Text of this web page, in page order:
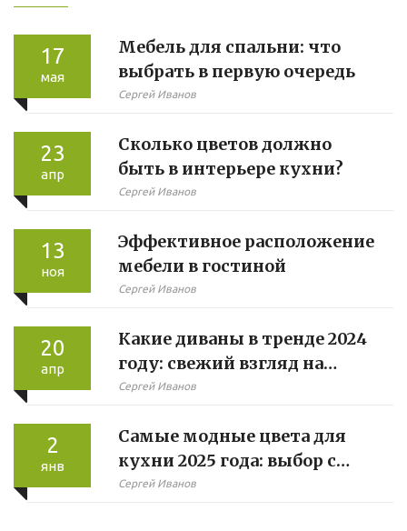
17
мая
Мебель для спальни: что
выбрать в первую очередь
Сергей Иванов
23
апр
Сколько цветов должно
быть в интерьере кухни?
Сергей Иванов
13
ноя
Эффективное расположение
мебели в гостиной
Сергей Иванов
20
апр
Какие диваны в тренде 2024
году: свежий взгляд на
мягкую мебель
Сергей Иванов
2
янв
Самые модные цвета для
кухни 2025 года: выбор с
профессиональными
Сергей Иванов